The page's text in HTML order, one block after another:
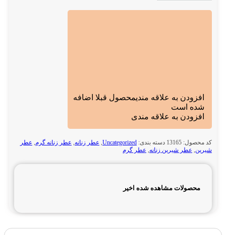
افزودن به علاقه مندیمحصول قبلا اضافه
شده است
افزودن به علاقه مندی
کد محصول: 13165 دسته بندی: Uncategorized
, عطر زنانه, عطر زنانه گرم, عطر
شیرین, عطر شیرین زنانه, عطر گرم
محصولات مشاهده شده اخیر